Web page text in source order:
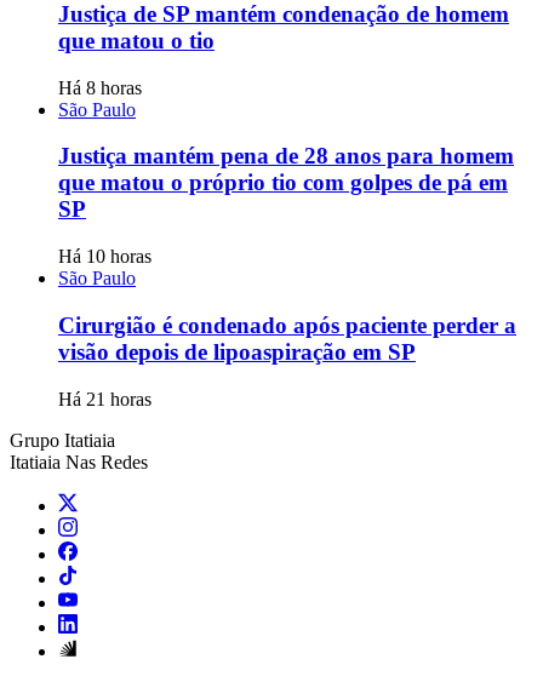
Justiça de SP mantém condenação de homem
que matou o tio
Há 8 horas
São Paulo
Justiça mantém pena de 28 anos para homem
que matou o próprio tio com golpes de pá em
SP
Há 10 horas
São Paulo
Cirurgião é condenado após paciente perder a
visão depois de lipoaspiração em SP
Há 21 horas
Grupo Itatiaia
Itatiaia Nas Redes